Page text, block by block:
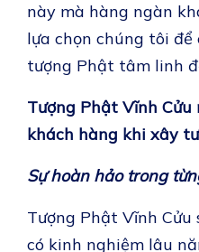
này mà hàng ngàn
lựa chọn chúng tôi
tượng Phật tâm linh
Tượng Phật Vĩnh
khách hàng khi xây
Sự hoàn hảo trong
Tượng Phật Vĩnh
có kinh nghiệm lâu